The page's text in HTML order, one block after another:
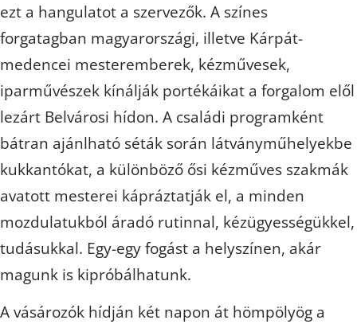
ezt a hangulatot a szervezők. A színes
forgatagban magyarországi, illetve Kárpát-
medencei mesteremberek, kézművesek,
iparművészek kínálják portékáikat a forgalom elől
lezárt Belvárosi hídon. A családi programként
bátran ajánlható séták során látványműhelyekbe
kukkantókat, a különböző ősi kézműves szakmák
avatott mesterei kápráztatják el, a minden
mozdulatukból áradó rutinnal, kézügyességükkel,
tudásukkal. Egy-egy fogást a helyszínen, akár
magunk is kipróbálhatunk.
A vásározók hídján két napon át hömpölyög a